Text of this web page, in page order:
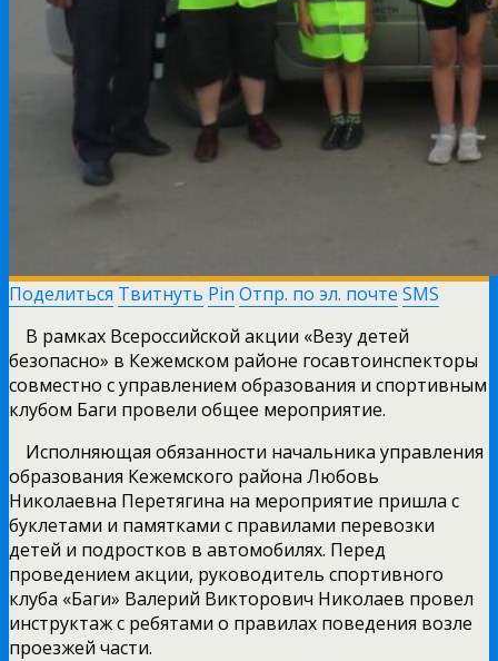
Поделиться Твитнуть Pin Отпр. по эл. почте SMS
В рамках Всероссийской акции «Везу детей
безопасно» в Кежемском районе госавтоинспекторы
совместно с управлением образования и спортивным
клубом Баги провели общее мероприятие.
Исполняющая обязанности начальника управления
образования Кежемского района Любовь
Николаевна Перетягина на мероприятие пришла с
буклетами и памятками с правилами перевозки
детей и подростков в автомобилях. Перед
проведением акции, руководитель спортивного
клуба «Баги» Валерий Викторович Николаев провел
инструктаж с ребятами о правилах поведения возле
проезжей части.